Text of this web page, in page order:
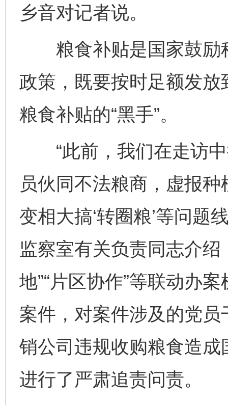
乡音对记者说。
粮食补贴是国家鼓励
政策，既要按时足额发
粮食补贴的“黑手”。
“此前，我们在走访中
员伙同不法粮商，虚报种
变相大搞‘转圈粮’等问题
监察室有关负责同志介
地”“片区协作”等联动办
案件，对案件涉及的党
销公司违规收购粮食造
进行了严肃追责问责。